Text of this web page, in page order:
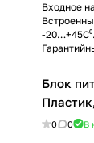
Входное
-
Блок
0 0 В